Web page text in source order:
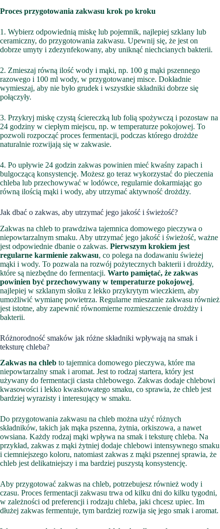
Proces przygotowania zakwasu krok po kroku
1. Wybierz odpowiednią miskę lub pojemnik, najlepiej szklany lub
ceramiczny, do przygotowania zakwasu. Upewnij się, że jest on
dobrze umyty i zdezynfekowany, aby uniknąć niechcianych bakterii.
2. Zmieszaj równą ilość wody i mąki, np. 100 g mąki pszennego
razowego i 100 ml wody, w przygotowanej misce. Dokładnie
wymieszaj, aby nie było grudek i wszystkie składniki dobrze się
połączyły.
3. Przykryj miskę czystą ściereczką lub folią spożywczą i pozostaw na
24 godziny w ciepłym miejscu, np. w temperaturze pokojowej. To
pozwoli rozpocząć proces fermentacji, podczas którego drożdże
naturalnie rozwijają się w zakwasie.
4. Po upływie 24 godzin zakwas powinien mieć kwaśny zapach i
bulgoczącą konsystencję. Możesz go teraz wykorzystać do pieczenia
chleba lub przechowywać w lodówce, regularnie dokarmiając go
równą ilością mąki i wody, aby utrzymać aktywność drożdży.
Jak dbać o zakwas, aby utrzymać jego jakość i świeżość?
Zakwas na chleb to prawdziwa tajemnica domowego pieczywa o
niepowtarzalnym smaku. Aby utrzymać jego jakość i świeżość, ważne
jest odpowiednie dbanie o zakwas. Pierwszym krokiem jest
regularne karmienie zakwasu, co polega na dodawaniu świeżej
mąki i wody. To pozwala na rozwój pożytecznych bakterii i drożdży,
które są niezbędne do fermentacji. Warto pamiętać, że zakwas
powinien być przechowywany w temperaturze pokojowej,
najlepiej w szklanym słoiku z lekko przykrytym wieczkiem, aby
umożliwić wymianę powietrza. Regularne mieszanie zakwasu również
jest istotne, aby zapewnić równomierne rozmieszczenie drożdży i
bakterii.
Różnorodność smaków jak różne składniki wpływają na smak i
teksturę chleba?
Zakwas na chleb to tajemnica domowego pieczywa, które ma
niepowtarzalny smak i aromat. Jest to rodzaj startera, który jest
używany do fermentacji ciasta chlebowego. Zakwas dodaje chlebowi
kwasowości i lekko kwaskowatego smaku, co sprawia, że chleb jest
bardziej wyrazisty i interesujący w smaku.
Do przygotowania zakwasu na chleb można użyć różnych
składników, takich jak mąka pszenna, żytnia, orkiszowa, a nawet
owsiana. Każdy rodzaj mąki wpływa na smak i teksturę chleba. Na
przykład, zakwas z mąki żytniej dodaje chlebowi intensywnego smaku
i ciemniejszego koloru, natomiast zakwas z mąki pszennej sprawia, że
chleb jest delikatniejszy i ma bardziej puszystą konsystencję.
Aby przygotować zakwas na chleb, potrzebujesz również wody i
czasu. Proces fermentacji zakwasu trwa od kilku dni do kilku tygodni,
w zależności od preferencji i rodzaju chleba, jaki chcesz upiec. Im
dłużej zakwas fermentuje, tym bardziej rozwija się jego smak i aromat.